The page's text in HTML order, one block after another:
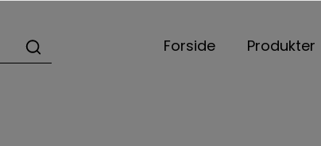
Forside Produkter